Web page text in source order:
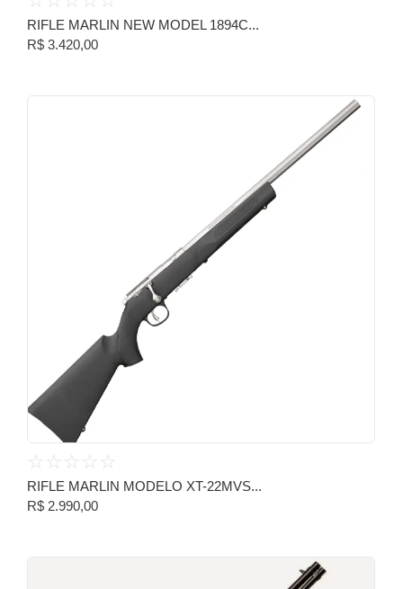
RIFLE MARLIN NEW MODEL 1894C...
R$ 3.420,00
☆ ☆ ☆ ☆ ☆
RIFLE MARLIN MODELO XT-22MVS...
R$ 2.990,00